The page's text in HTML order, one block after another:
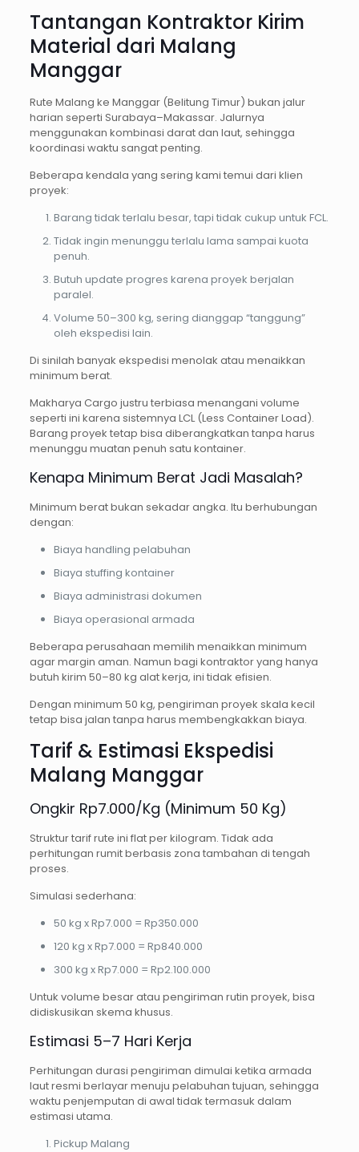
Tantangan Kontraktor Kirim
Material dari Malang
Manggar
Rute Malang ke Manggar (Belitung Timur) bukan jalur
harian seperti Surabaya–Makassar. Jalurnya
menggunakan kombinasi darat dan laut, sehingga
koordinasi waktu sangat penting.
Beberapa kendala yang sering kami temui dari klien
proyek:
Barang tidak terlalu besar, tapi tidak cukup untuk FCL.
Tidak ingin menunggu terlalu lama sampai kuota
penuh.
Butuh update progres karena proyek berjalan
paralel.
Volume 50–300 kg, sering dianggap “tanggung”
oleh ekspedisi lain.
Di sinilah banyak ekspedisi menolak atau menaikkan
minimum berat.
Makharya Cargo justru terbiasa menangani volume
seperti ini karena sistemnya LCL (Less Container Load).
Barang proyek tetap bisa diberangkatkan tanpa harus
menunggu muatan penuh satu kontainer.
Kenapa Minimum Berat Jadi Masalah?
Minimum berat bukan sekadar angka. Itu berhubungan
dengan:
Biaya handling pelabuhan
Biaya stuffing kontainer
Biaya administrasi dokumen
Biaya operasional armada
Beberapa perusahaan memilih menaikkan minimum
agar margin aman. Namun bagi kontraktor yang hanya
butuh kirim 50–80 kg alat kerja, ini tidak efisien.
Dengan minimum 50 kg, pengiriman proyek skala kecil
tetap bisa jalan tanpa harus membengkakkan biaya.
Tarif & Estimasi Ekspedisi
Malang Manggar
Ongkir Rp7.000/Kg (Minimum 50 Kg)
Struktur tarif rute ini flat per kilogram. Tidak ada
perhitungan rumit berbasis zona tambahan di tengah
proses.
Simulasi sederhana:
50 kg x Rp7.000 = Rp350.000
120 kg x Rp7.000 = Rp840.000
300 kg x Rp7.000 = Rp2.100.000
Untuk volume besar atau pengiriman rutin proyek, bisa
didiskusikan skema khusus.
Estimasi 5–7 Hari Kerja
Perhitungan durasi pengiriman dimulai ketika armada
laut resmi berlayar menuju pelabuhan tujuan, sehingga
waktu penjemputan di awal tidak termasuk dalam
estimasi utama.
Pickup Malang